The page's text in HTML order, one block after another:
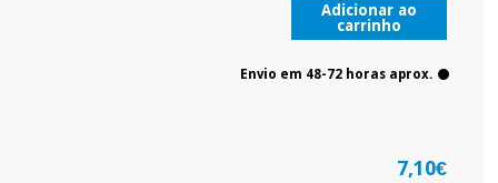
Adicionar ao
carrinho
Envio em 48-72 horas aprox.
7,10€